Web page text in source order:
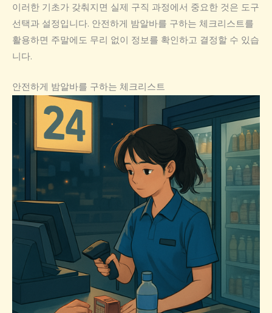
이러한 기초가 갖춰지면 실제 구직 과정에서 중요한 것은 도구
선택과 설정입니다. 안전하게 밤알바를 구하는 체크리스트를
활용하면 주말에도 무리 없이 정보를 확인하고 결정할 수 있습
니다.
안전하게 밤알바를 구하는 체크리스트